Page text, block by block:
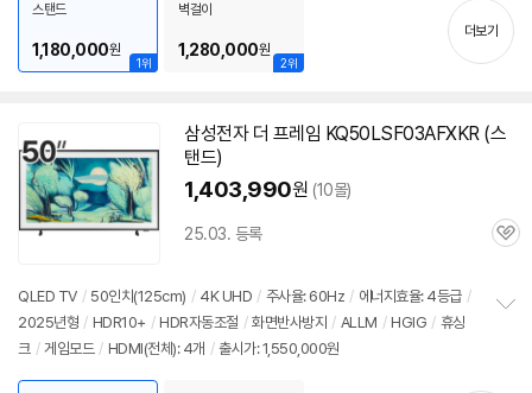
기
1위
스탠드
1,180,000원
2위
벽걸이
1,280,000원
더보기
삼성전자 더 프레임 KQ50LSF03AFXKR (스
탠드)
1,403,990원 (10몰)
25.03. 등록
관
QLED TV / 50인치 (125cm) / 4K UHD / 주사율: 60Hz / 에너지효율: 4등급 /
2025년형 / HDR10+ / HDR자동조절 / 화면반사방지 / ALLM / HGIG / 휴싱
크 / 게임모드 / HDMI(전체): 4개 / 출시가: 1,550,000원